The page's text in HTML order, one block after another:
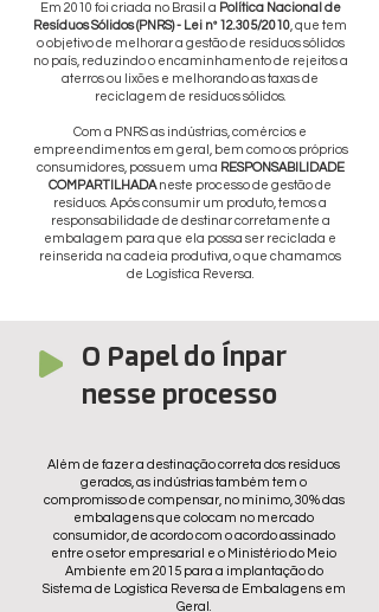
Em 2010 foi criada no Brasil a Política Nacional de
Resíduos Sólidos (PNRS) - Lei nº 12.305/2010 , que tem
o objetivo de melhorar a gestão de resíduos sólidos
no país, reduzindo o encaminhamento de rejeitos a
aterros ou lixões e melhorando as taxas de
reciclagem de resíduos sólidos.
Com a PNRS as indústrias, comércios e
empreendimentos em geral, bem como os próprios
consumidores, possuem uma RESPONSABILIDADE
COMPARTILHADAneste processo de gestão de
resíduos. Após consumir um produto, temos a
responsabilidade de destinar corretamente a
embalagem para que ela possa ser reciclada e
reinserida na cadeia produtiva, o que chamamos
de Logística Reversa.
O Papel do Ínpar
nesse processo
Além de fazer a destinação correta dos resíduos
gerados, as indústrias também tem o
compromisso de compensar, no mínimo, 30% das
embalagens que colocam no mercado
consumidor, de acordo com o acordo assinado
entre o setor empresarial e o Ministério do Meio
Ambiente em 2015 para a implantação do
Sistema de Logística Reversa de Embalagens em
Geral.